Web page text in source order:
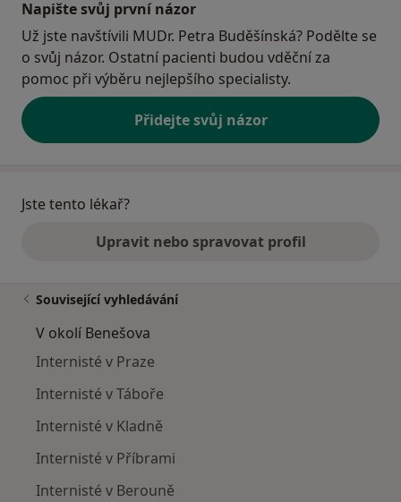
Napište svůj první názor
Už jste navštívili MUDr. Petra Buděšínská? Podělte se
o svůj názor. Ostatní pacienti budou vděční za
pomoc při výběru nejlepšího specialisty.
Přidejte svůj názor
Jste tento lékař?
Upravit nebo spravovat profil
Související vyhledávání
V okolí Benešova
Internisté v Praze
Internisté v Táboře
Internisté v Kladně
Internisté v Příbrami
Internisté v Berouně